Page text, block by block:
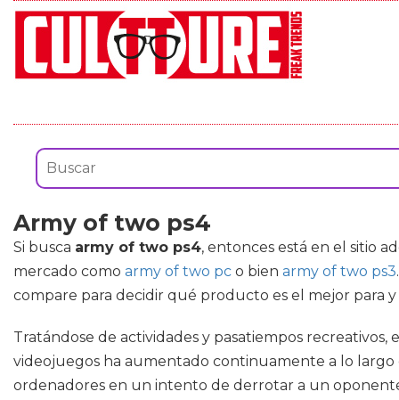
Army of two ps4
Si busca army of two ps4, entonces está en el sitio
mercado como army of two pc o bien army of two ps3
compare para decidir qué producto es el mejor para
Tratándose de actividades y pasatiempos
videojuegos ha aumentado continuamente a lo largo
ordenadores en un intento de derrotar a un